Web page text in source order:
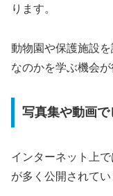
ります。
動物園や保護施設
なのかを学ぶ機会が
写真集や動画
インターネット上
が多く公開されてい